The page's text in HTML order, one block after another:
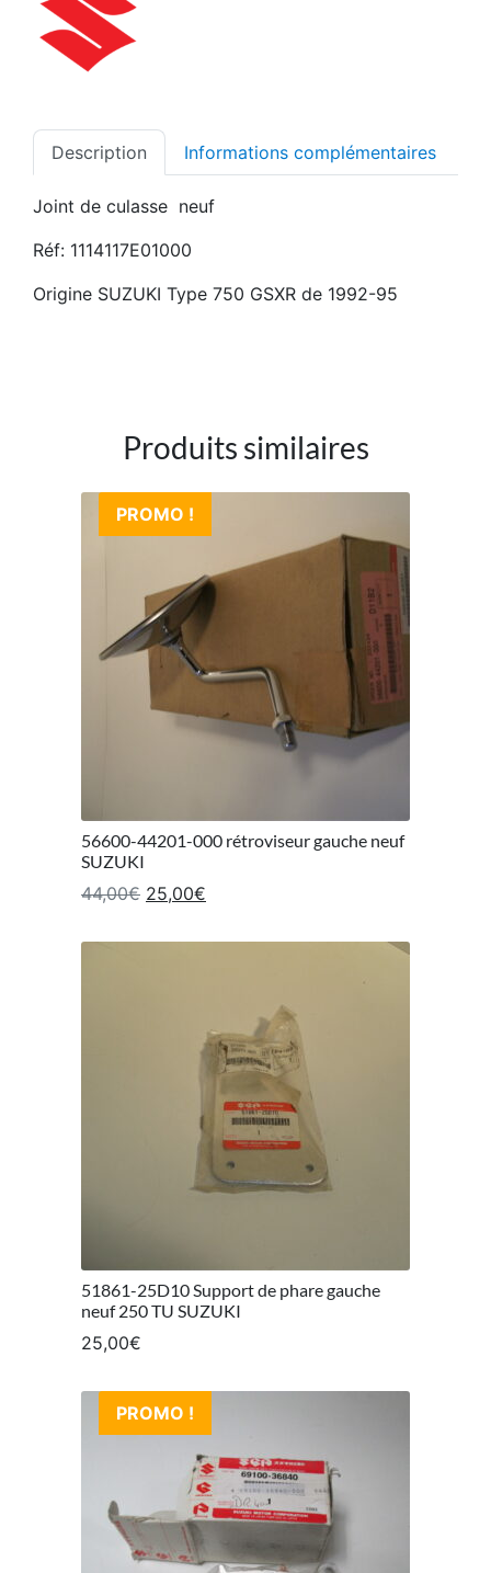
Description Informations complémentaires
Joint de culasse neuf
Réf: 1114117E01000
Origine SUZUKI Type 750 GSXR de 1992-95
Produits similaires
PROMO !
56600-44201-000 rétroviseur gauche neuf
SUZUKI
44,00€ Le prix initial était : 44,00€.
25,00€
51861-25D10 Support de phare gauche
neuf 250 TU SUZUKI
25,00€
PROMO !